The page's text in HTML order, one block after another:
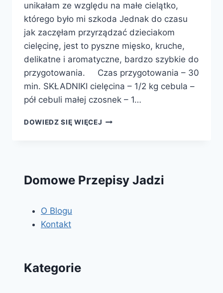
unikałam ze względu na małe cielątko,
którego było mi szkoda Jednak do czasu
jak zaczęłam przyrządzać dzieciakom
cielęcinę, jest to pyszne mięsko, kruche,
delikatne i aromatyczne, bardzo szybkie do
przygotowania. Czas przygotowania – 30
min. SKŁADNIKI cielęcina – 1/2 kg cebula –
pół cebuli małej czosnek – 1…
DOWIEDZ SIĘ WIĘCEJ CIELĘCE
Domowe Przepisy Jadzi
O Blogu
Kontakt
Kategorie